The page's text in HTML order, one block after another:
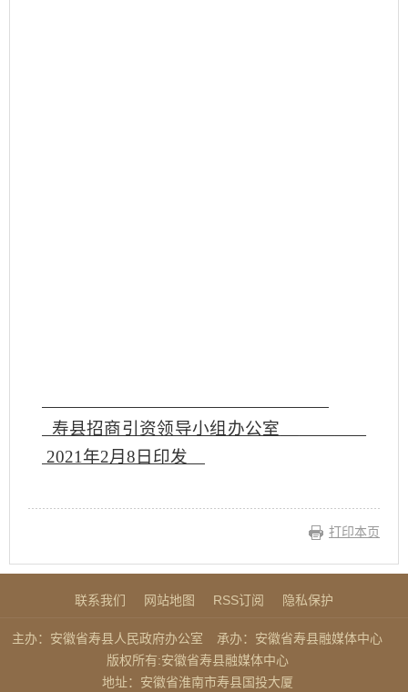
寿县招商引资领导小组办公室
2021年2月8日印发
打印本页
联系我们 网站地图 RSS订阅 隐私保护
主办：安徽省寿县人民政府办公室
承办：安徽省寿县融媒体中心
版权所有:安徽省寿县融媒体中心
地址：安徽省淮南市寿县国投大厦